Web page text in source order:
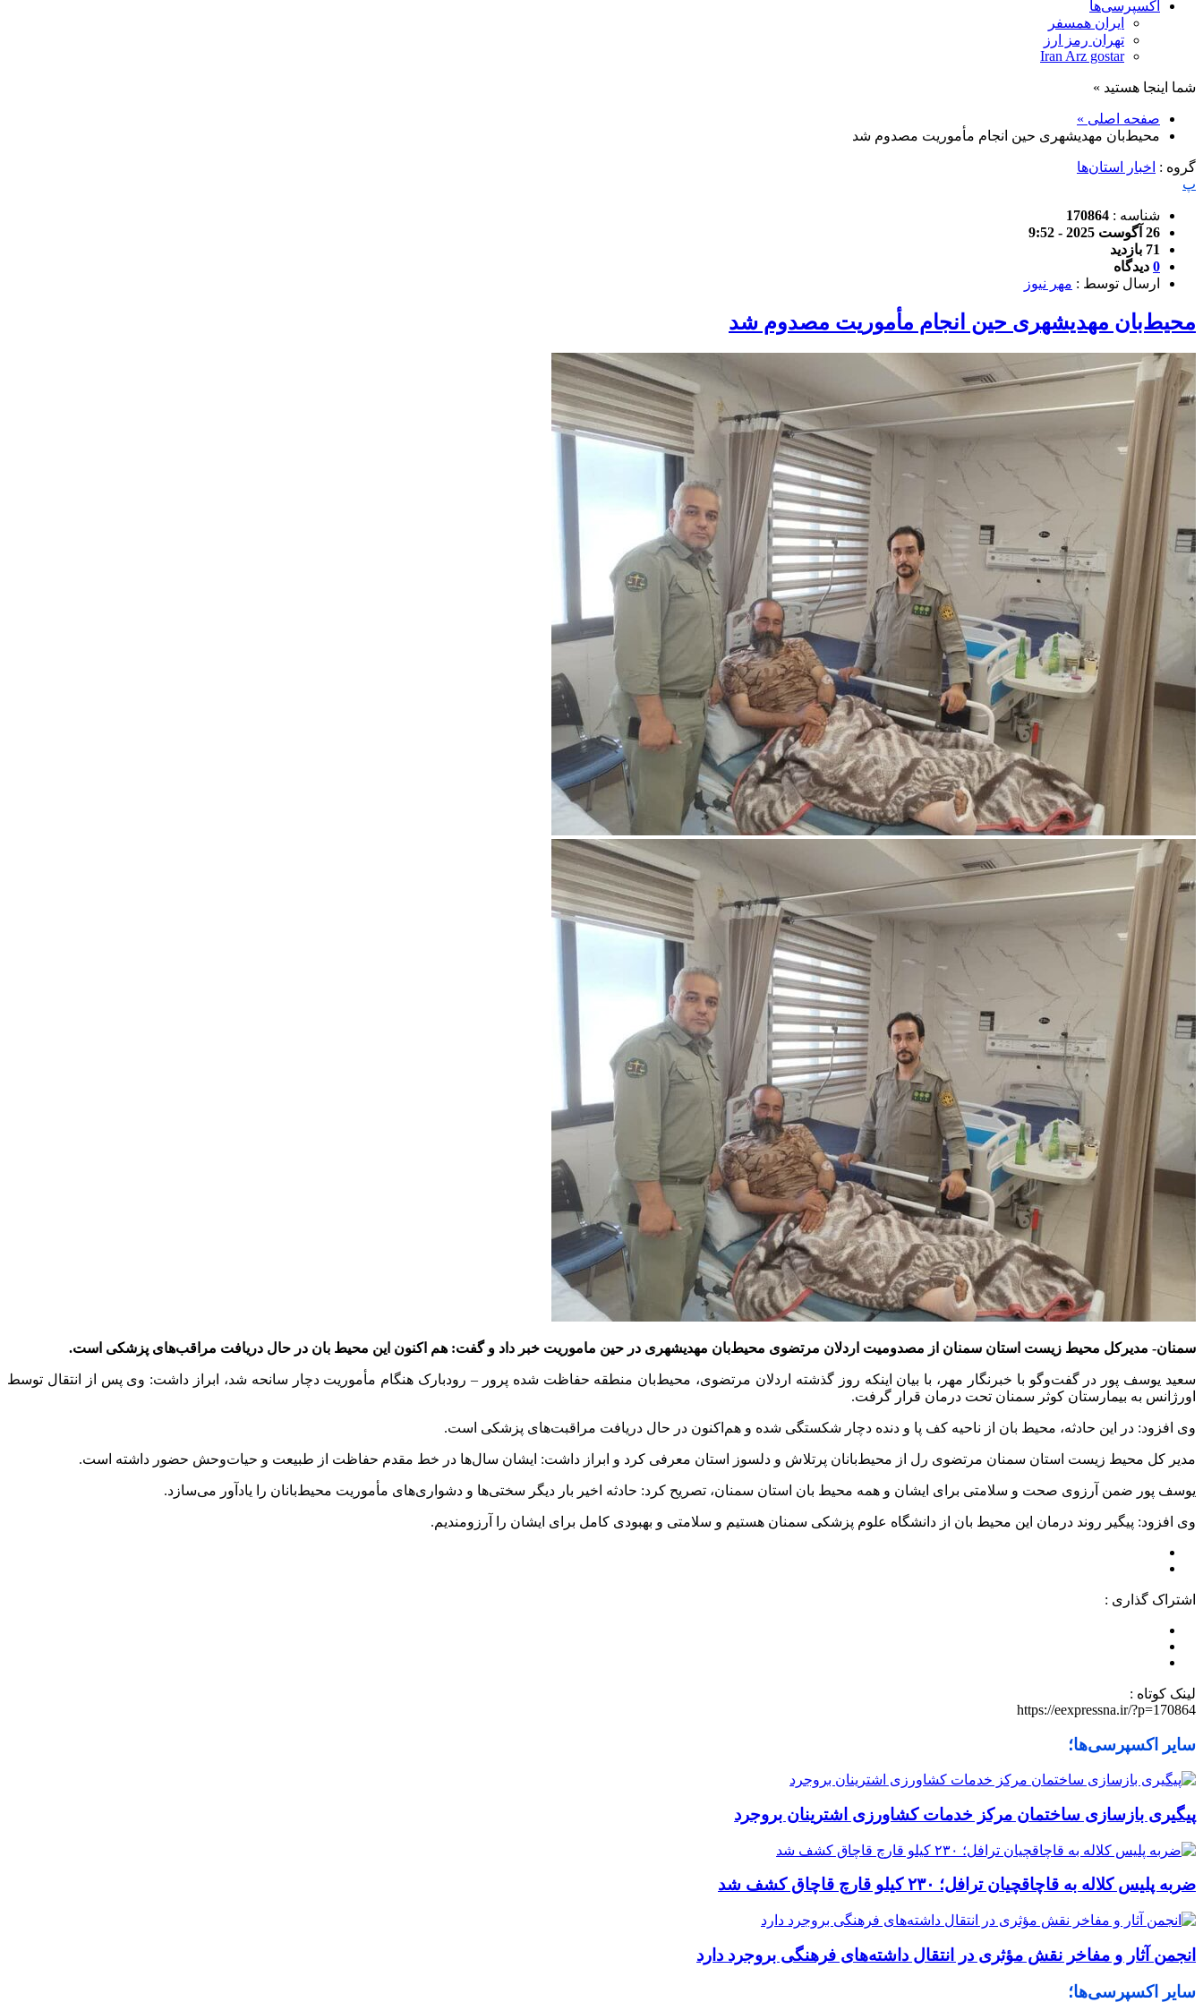
اکسپرسی‌ها
ایران همسفر
تهران رمز ارز
Iran Arz gostar
شما اینجا هستید »
صفحه اصلی »
محیط‌بان مهدیشهری‌ حین انجام مأموریت مصدوم شد
گروه : اخبار استان‌ها
پ
شناسه : 170864
26 آگوست 2025 - 9:52
71 بازدید
0 دیدگاه
ارسال توسط : مهر نیوز
محیط‌بان مهدیشهری‌ حین انجام مأموریت مصدوم شد
سمنان- مدیرکل محیط زیست استان سمنان از مصدومیت اردلان مرتضوی محیط‌بان مهدیشهری در حین ماموریت خبر داد و گفت: هم اکنون این محیط بان در حال دریافت مراقب‌های پزشکی است.
سعید یوسف پور در گفت‌وگو با خبرنگار مهر، با بیان اینکه روز گذشته اردلان مرتضوی، محیط‌بان منطقه حفاظت شده پرور – رودبارک هنگام مأموریت دچار سانحه شد، ابراز داشت: وی پس از انتقال توسط
اورژانس به بیمارستان کوثر سمنان تحت درمان قرار گرفت.
وی افزود: در این حادثه، محیط بان از ناحیه کف پا و دنده دچار شکستگی شده و هم‌اکنون در حال دریافت مراقبت‌های پزشکی است.
مدیر کل محیط زیست استان سمنان مرتضوی رل از محیط‌بانان پرتلاش و دلسوز استان معرفی کرد و ابراز داشت: ایشان سال‌ها در خط مقدم حفاظت از طبیعت و حیات‌وحش حضور داشته است.
یوسف پور ضمن آرزوی صحت و سلامتی برای ایشان و همه محیط بان استان سمنان، تصریح کرد: حادثه اخیر بار دیگر سختی‌ها و دشواری‌های مأموریت محیط‌بانان را یادآور می‌سازد.
وی افزود: پیگیر روند درمان این محیط بان از دانشگاه علوم پزشکی سمنان هستیم و سلامتی و بهبودی کامل برای ایشان را آرزومندیم.
اشتراک گذاری :
لینک کوتاه :
https://eexpressna.ir/?p=170864
سایر اکسپرسی‌ها؛
پیگیری بازسازی ساختمان مرکز خدمات کشاورزی اشترینان بروجرد
ضربه پلیس کلاله به قاچاقچیان ترافل؛ ۲۳۰ کیلو قارچ قاچاق کشف شد
انجمن آثار و مفاخر نقش مؤثری در انتقال داشته‌های فرهنگی بروجرد دارد
سایر اکسپرسی‌ها؛